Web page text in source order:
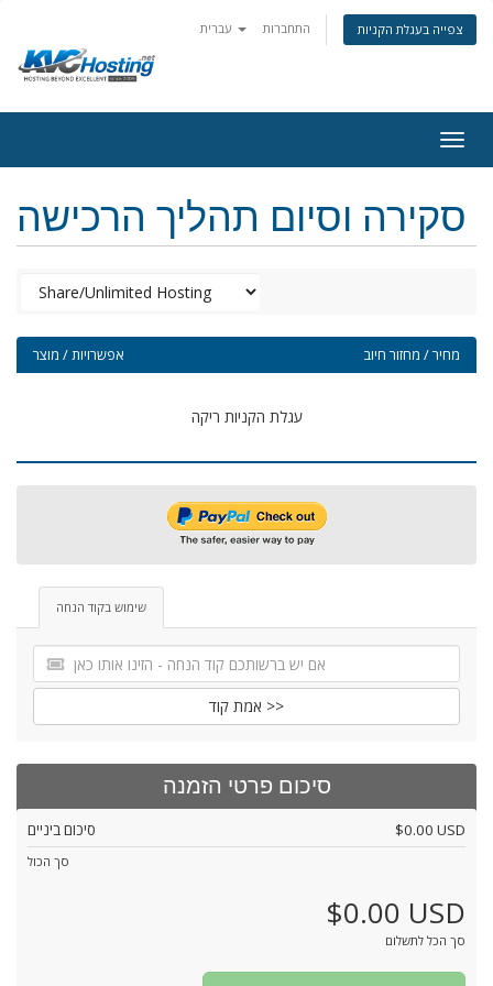
התחברות צפייה בעגלת הקניות
סקירה וסיום תהליך הרכישה
אפשרויות / מוצר מחיר / מחזור חיוב
עגלת הקניות ריקה
שימוש בקוד הנחה
אמת קוד >>
סיכום פרטי הזמנה
סיכום ביניים $0.00 USD
סך הכול
$0.00 USD
סך הכל לתשלום